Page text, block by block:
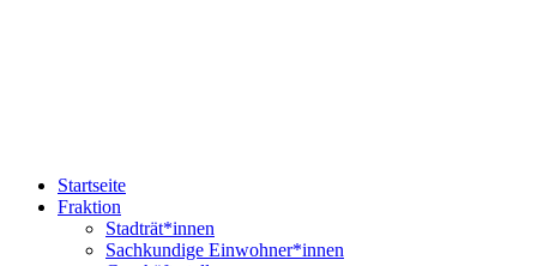
Startseite
Fraktion
Stadträt*innen
Sachkundige Einwohner*innen